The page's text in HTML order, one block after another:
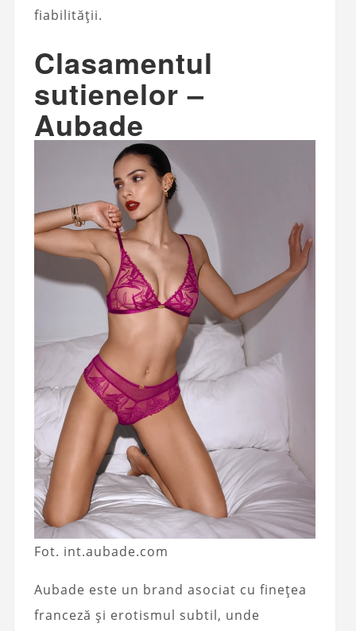
fiabilității.
Clasamentul
sutienelor –
Aubade
Fot. int.aubade.com
Aubade este un brand asociat cu finețea
franceză și erotismul subtil, unde